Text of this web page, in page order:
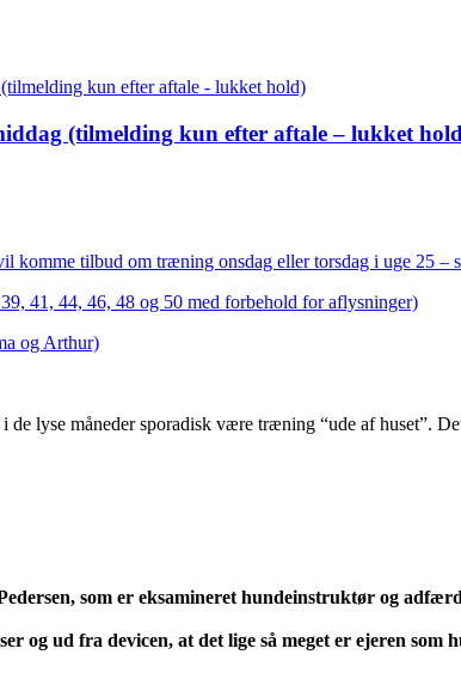
(tilmelding kun efter aftale – lukket
komme tilbud om træning onsdag eller torsdag i uge 25 –
41, 44, 46, 48 og 50 med forbehold for aflysninger)
og Arthur)
de lyse måneder sporadisk være træning “ude af huset”.
som er eksamineret hundeinstruktør og
og ud fra devicen, at det lige så meget er ejeren som